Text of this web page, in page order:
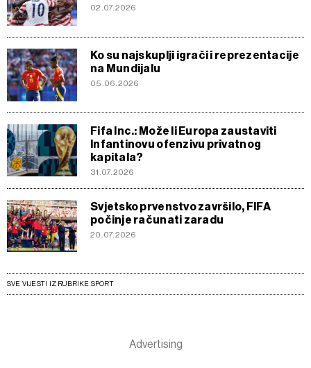
02.07.2026
Ko su najskuplji igrači i reprezentacije
na Mundijalu
05.06.2026
Fifa Inc.: Može li Europa zaustaviti
Infantinovu ofenzivu privatnog
kapitala?
31.07.2026
Svjetsko prvenstvo završilo, FIFA
počinje računati zaradu
20.07.2026
SVE VIJESTI IZ RUBRIKE SPORT